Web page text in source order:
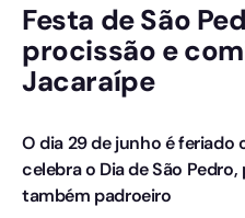
Festa de São
procissão e
Jacaraípe
O dia 29 de junho é feriado
celebra o Dia de São
também padroeiro